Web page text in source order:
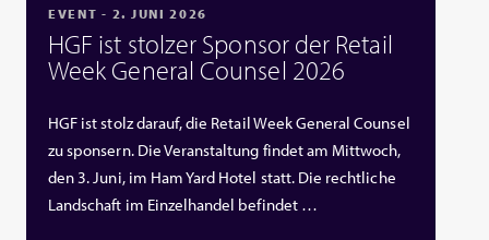
EVENT - 2. JUNI 2026
HGF ist stolzer Sponsor der Retail
Week General Counsel 2026
HGF ist stolz darauf, die Retail Week General Counsel
zu sponsern. Die Veranstaltung findet am Mittwoch,
den 3. Juni, im Ham Yard Hotel statt. Die rechtliche
Landschaft im Einzelhandel befindet …